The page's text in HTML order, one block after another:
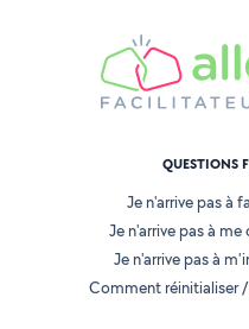
QUESTIONS
Je n'arrive pas à
Je n'arrive pas à
Je n'arrive pas à
Comment réinitialiser